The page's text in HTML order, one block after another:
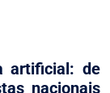
artificial: de
nacionais